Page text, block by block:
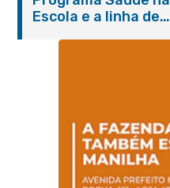
serviços gratuitos e
orientações
Escola e a linha de
Magalhães Seabra